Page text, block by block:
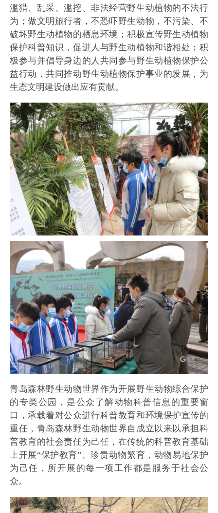
滥猎、乱采、滥挖、非法经营野生动植物的不法行
为；做文明旅行者，不恐吓野生动物，不污染、不
破坏野生动植物的栖息环境；积极宣传野生动植物
保护科普知识，促进人与野生动植物和谐相处；积
极参与并倡导身边的人共同参与野生动植物保护公
益行动，共同推动野生动植物保护事业的发展，为
生态文明建设做出应有贡献。
青岛森林野生动物世界作为开展野生动物综合保护
的专类公园，是公众了解动物科普信息的重要窗
口，承载着对公众进行科普教育和环境保护宣传的
重任，青岛森林野生动物世界自成立以来以承担科
普教育的社会责任为己任，在传统的科普教育基础
上开展“保护教育”、珍贵动物繁育，动物易地保护
为己任，所开展的每一项工作都是服务于社会公
众。